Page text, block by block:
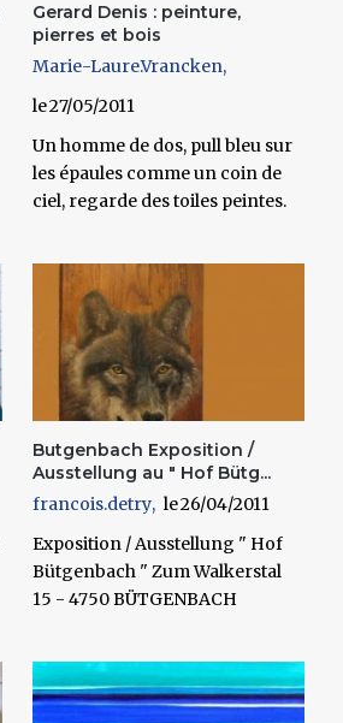
Gerard Denis : peinture,
pierres et bois
Marie-Laure.Vrancken
27/05/2011
Un homme de dos, pull bleu sur
les épaules comme un coin de
ciel, regarde des toiles peintes.
Butgenbach Exposition /
Ausstellung au " Hof Bütg...
francois.detry
26/04/2011
Exposition / Ausstellung " Hof
Bütgenbach " Zum Walkerstal
15 - 4750 BÜTGENBACH